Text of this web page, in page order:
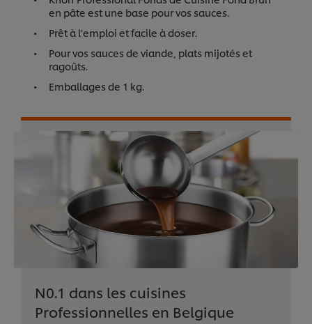
en pâte est une base pour vos sauces.
Prêt à l'emploi et facile à doser.
Pour vos sauces de viande, plats mijotés et
ragoûts.
Emballages de 1 kg.
N0.1 dans les cuisines
Professionnelles en Belgique